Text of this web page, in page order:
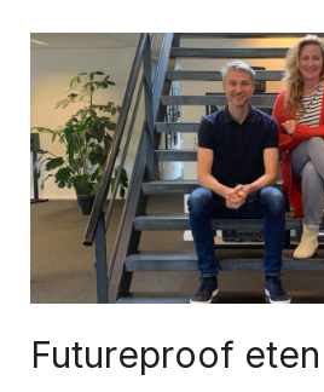
Futureproof